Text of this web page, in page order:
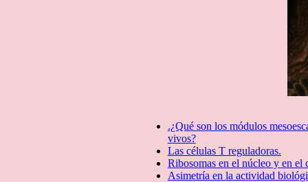
.¿Qué son los módulos
vivos?
Las células T reguladoras.
Ribosomas en el núcleo y en el
Asimetría en la actividad